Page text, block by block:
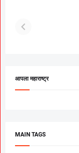
पूजा सावंत ने गुपचूप
आपला महाराष्ट्र
MAIN TAGS